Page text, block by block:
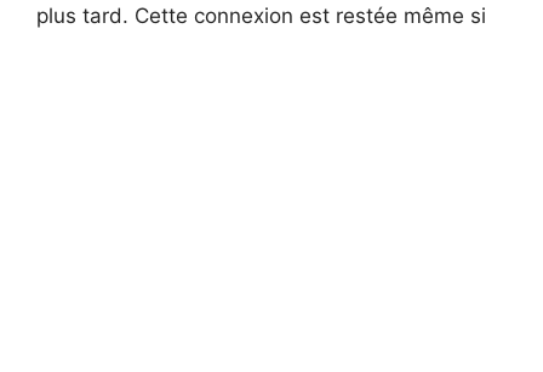
plus tard. Cette connexion est restée même si